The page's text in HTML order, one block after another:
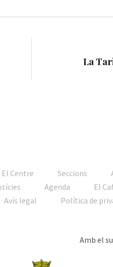
La
El Centre Seccions
Agenda El
Avís legal Política de
Amb el